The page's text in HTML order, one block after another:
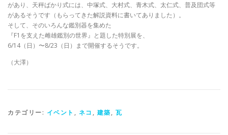
があり、天秤ばかり式には、中塚式、大村式、青木式、太仁式、普及団式等
があるそうです（もらってきた解説資料に書いてありました）。
そして、そのいろんな鑑別器を集めた
『F1を支えた雌雄鑑別の世界』と題した特別展を、
6/14（日）〜8/23（日）まで開催するそうです。
（大澤）
カテゴリー: イベント , ネコ , 建築, 瓦